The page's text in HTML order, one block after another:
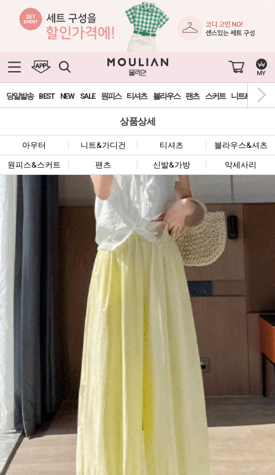
당일발송 BEST NEW SALE 원피스 티셔츠 블라우스 팬츠 스커트 니트&가디건
상품상세
아우터 니트&가디건 티셔츠 블라우스&셔츠
원피스&스커트 팬츠 신발&가방 악세사리